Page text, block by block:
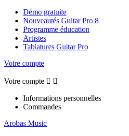
Démo gratuite
Nouveautés Guitar Pro 8
Programme éducation
Artistes
Tablatures Guitar Pro
Votre compte
Votre compte  
Informations personnelles
Commandes
Arobas Music